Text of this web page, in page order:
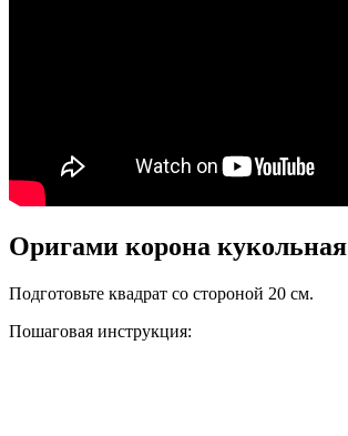
Оригами корона кукольная
Подготовьте квадрат со стороной 20 см.
Пошаговая инструкция: